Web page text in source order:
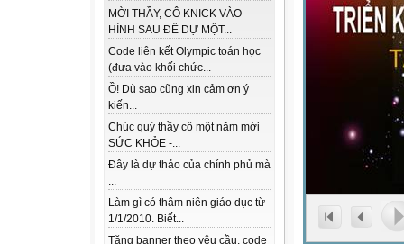
MỜI THẦY, CÔ KNICK VÀO
HÌNH SAU ĐỂ DỰ MỘT...
Code liên kết Olympic toán học
(đưa vào khối chức...
Ồ! Dù sao cũng xin cảm ơn ý
kiến...
Chúc quý thầy cô một năm mới
SỨC KHỎE -...
Đây là dự thảo của chính phủ mà
...
Làm gì có thâm niên giáo dục từ
1/1/2010. Biết...
Tặng banner theo yêu cầu, code